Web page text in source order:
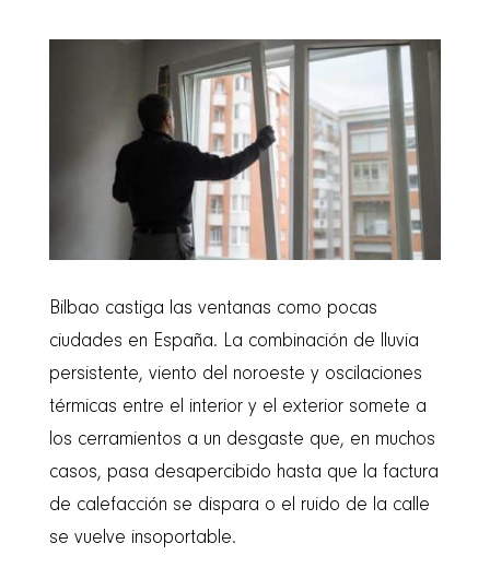
Bilbao castiga las ventanas como pocas
ciudades en España. La combinación de lluvia
persistente, viento del noroeste y oscilaciones
térmicas entre el interior y el exterior somete a
los cerramientos a un desgaste que, en muchos
casos, pasa desapercibido hasta que la factura
de calefacción se dispara o el ruido de la calle
se vuelve insoportable.